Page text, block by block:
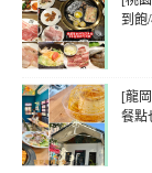
到飽
[龍
餐點